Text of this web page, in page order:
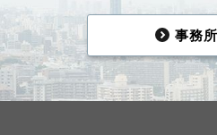
事務